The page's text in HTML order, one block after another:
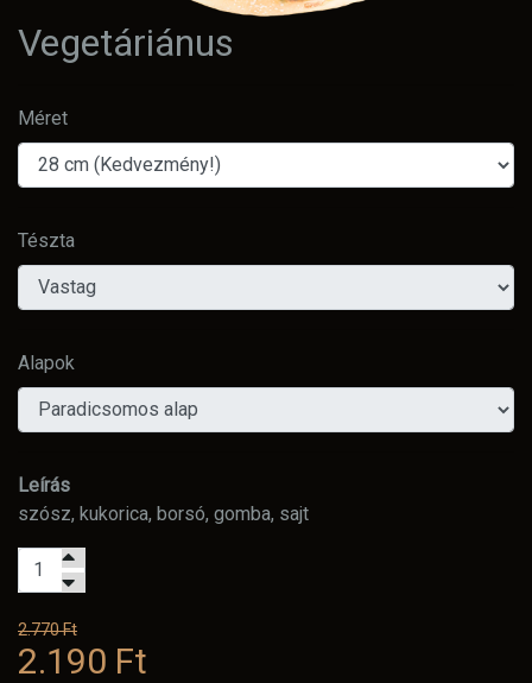
Vegetáriánus
Méret
Tészta
Alapok
Leírás
szósz, kukorica, borsó, gomba, sajt
2.770 Ft
2.190 Ft